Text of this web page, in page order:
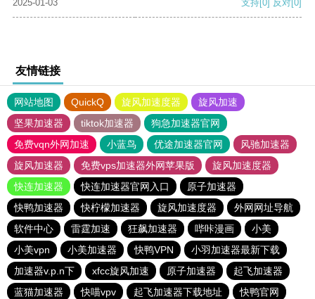
2025-01-03
支持[0] 反对[0]
友情链接
网站地图 QuickQ 旋风加速度器
旋风加速
坚果加速器
tiktok加速器
狗急加速器官网
免费vqn外网加速
小蓝鸟 优途加速器官网
风驰加速器
旋风加速器
免费vps加速器外网苹果版
旋风加速度器
快连加速器
快连加速器官网入口
原子加速器
快鸭加速器
快柠檬加速器 旋风加速度器
外网网址导航
软件中心
雷霆加速 狂飙加速器 哔咔漫画
小美
小美vpn
小美加速器 快鸭VPN
小羽加速器最新下载
加速器v.p.n下
xfcc旋风加速 原子加速器
起飞加速器
蓝猫加速器
快喵vpv 起飞加速器下载地址
快鸭官网